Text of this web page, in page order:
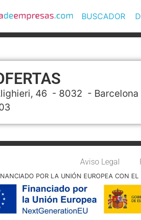
BUSCADOR
46 - 8032 - Barcelona
Aviso Legal
POR LA UNIÓN EUROPEA CON